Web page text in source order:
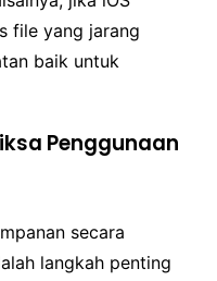
file yang jarang
baik untuk
Penggunaan
secara
langkah penting